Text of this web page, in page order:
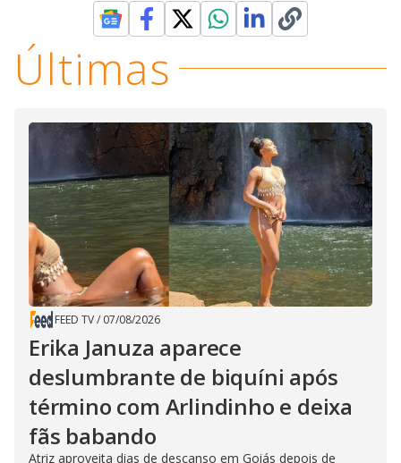
Últimas
FEED TV/ 07/08/2026
Erika Januza aparece
deslumbrante de biquíni após
término com Arlindinho e deixa
fãs babando
Atriz aproveita dias de descanso em Goiás depois de